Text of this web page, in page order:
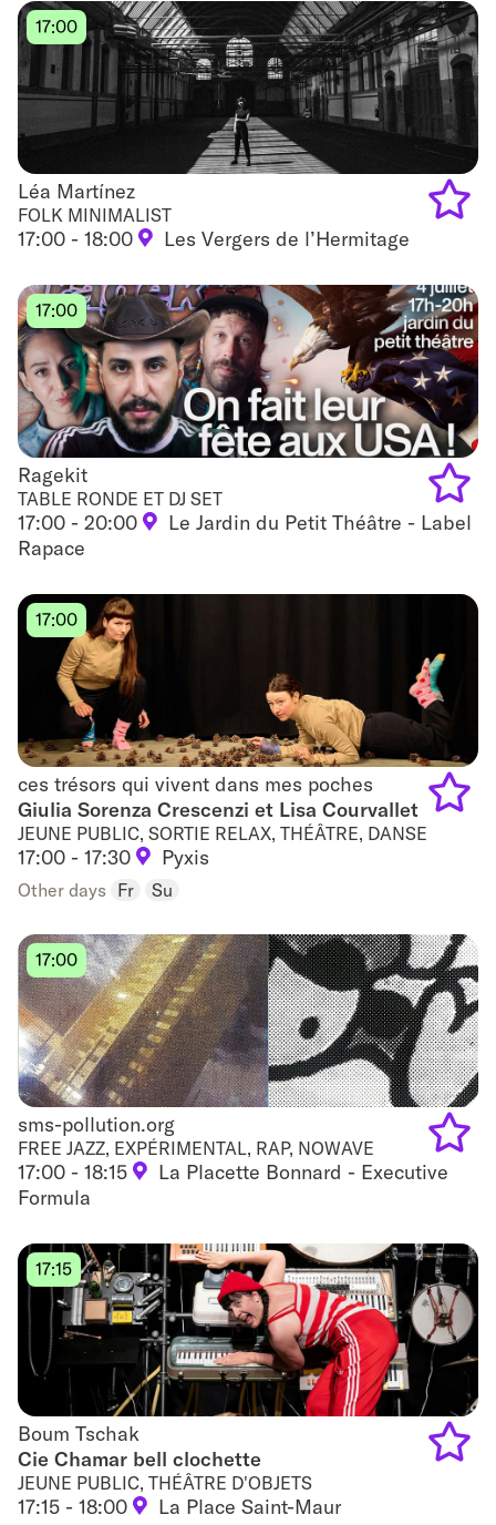
Léa Martínez
Léa Martínez
FOLK MINIMALIST
17:00 - 18:00 Les Vergers de l’Hermitage
17:00
to
Ragekit
Ragekit
TABLE RONDE ET DJ SET
17:00 - 20:00
Le Jardin du Petit Théâtre - Label
Rapace
17:00
Add
ces trésors qui vivent dans mes poches
ces trésors qui vivent dans mes poches
Giulia Sorenza Crescenzi et Lisa Courvallet
JEUNE PUBLIC, SORTIE RELAX, THÉÂTRE, DANSE
17:00 - 17:30 Pyxis
17:00
Other days Fr Su
sms-pollution.org
sms-pollution.org
FREE JAZZ, EXPÉRIMENTAL, RAP, NOWAVE
17:00 - 18:15
La Placette Bonnard - Executive
Formula
17:00
Add
Boum Tschak
Boum Tschak
Cie Chamar bell clochette
JEUNE PUBLIC, THÉÂTRE D'OBJETS
17:15 - 18:00 La Place Saint-Maur
17:15